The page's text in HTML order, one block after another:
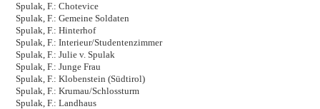
Spulak, F.: Chotevice
Spulak, F.: Gemeine Soldaten
Spulak, F.: Hinterhof
Spulak, F.: Interieur/Studentenzimmer
Spulak, F.: Julie v. Spulak
Spulak, F.: Junge Frau
Spulak, F.: Klobenstein (Südtirol)
Spulak, F.: Krumau/Schlossturm
Spulak, F.: Landhaus